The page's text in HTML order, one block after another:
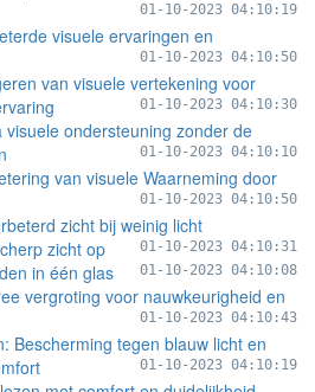
01-10-2023 04:10:19
visuele ervaringen en
01-10-2023 04:10:50
van visuele vertekening voor
01-10-2023 04:10:30
visuele ondersteuning zonder de
01-10-2023 04:10:10
van visuele Waarneming door
01-10-2023 04:10:50
zicht bij weinig licht
01-10-2023 04:10:31
zicht op
in één glas
01-10-2023 04:10:08
vergroting voor nauwkeurigheid en
01-10-2023 04:10:43
Bescherming tegen blauw licht en
01-10-2023 04:10:19